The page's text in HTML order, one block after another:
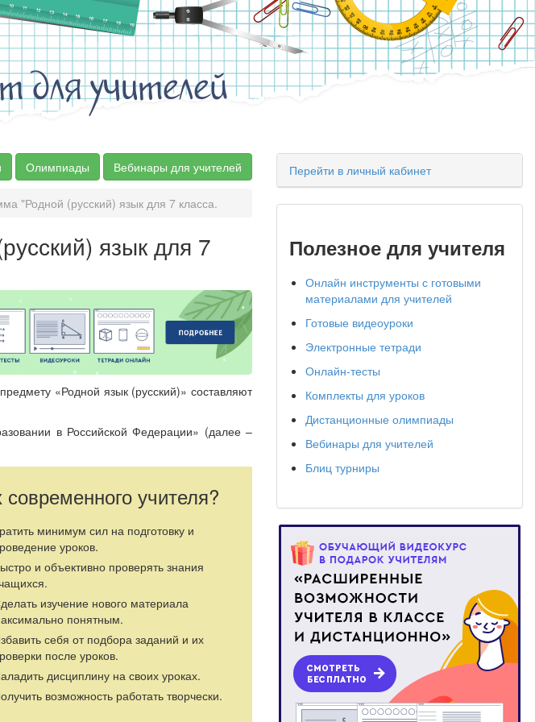
для учителей
Олимпиады Вебинары для учителей
"Родной (русский) язык для 7 класса.
язык для 7
«Родной язык (русский)» составляют
в Российской Федерации» (далее –
языках народов Российской Федерации» (в
от 17 декабря 2010 г. № 1897 «Об
основного общего образования» (в
на учебный год.
«Родной язык (русский)» составляют
в Российской Федерации» (далее –
языках народов Российской Федерации» (в
учителя?
минимум сил на подготовку и
уроков.
и объективно проверять знания
изучение нового материала
понятным.
себя от подбора заданий и их
после уроков.
дисциплину на своих уроках.
возможность работать творчески.
Перейти в личный кабинет
Полезное для учителя
Онлайн инструменты с готовыми
материалами для учителей
Готовые видеоуроки
Электронные тетради
Онлайн-тесты
Комплекты для уроков
Дистанционные олимпиады
Вебинары для учителей
Блиц турниры